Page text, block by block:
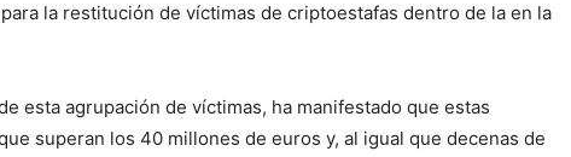
la restitución de víctimas de criptoestafas dentro de la en la
esta agrupación de víctimas, ha manifestado que estas
superan los 40 millones de euros y, al igual que decenas de